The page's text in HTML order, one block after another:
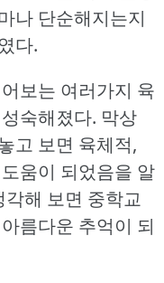
나 단순해지는지
다.
보는 여러가지 육
숙해졌다. 막상
고 보면 육체적,
움이 되었음을 알
해 보면 중학교
름다운 추억이 되